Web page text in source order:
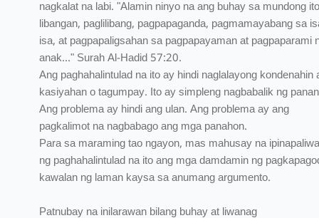
nagkalat na labi. "Alamin ninyo na ang buhay sa mundong
libangan, paglilibang, pagpapaganda, pagmamayabang sa
isa, at pagpapaligsahan sa pagpapayaman at pagpaparami
anak..." Surah Al-Hadid 57:20.
Ang paghahalintulad na ito ay hindi naglalayong kondenahin
kasiyahan o tagumpay. Ito ay simpleng nagbabalik ng
Ang problema ay hindi ang ulan. Ang problema ay ang
pagkalimot na nagbabago ang mga panahon.
Para sa maraming tao ngayon, mas mahusay na
ng paghahalintulad na ito ang mga damdamin ng
kawalan ng laman kaysa sa anumang argumento.
Patnubay na inilarawan bilang buhay at liwanag